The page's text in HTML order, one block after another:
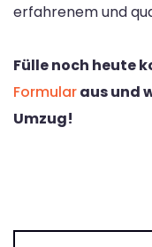
erfahrenem und
Fülle noch heute
Formularaus und
Umzug!